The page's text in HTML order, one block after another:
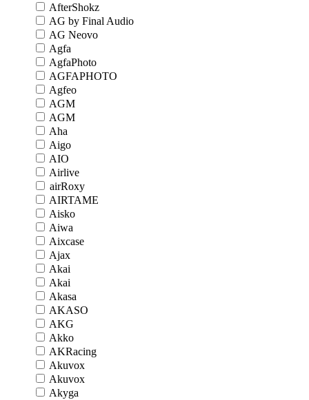
AfterShokz
AG by Final Audio
AG Neovo
Agfa
AgfaPhoto
AGFAPHOTO
Agfeo
AGM
AGM
Aha
Aigo
AIO
Airlive
airRoxy
AIRTAME
Aisko
Aiwa
Aixcase
Ajax
Akai
Akai
Akasa
AKASO
AKG
Akko
AKRacing
Akuvox
Akuvox
Akyga